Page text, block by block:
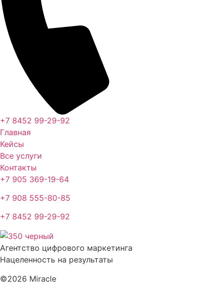
+7 8452 99-29-92
Главная
Кейсы
Все услуги
Контакты
+7 905 369-19-64
+7 908 555-80-85
+7 8452 99-29-92
Агентство цифрового маркетинга
Нацеленность на результаты
©2026 Miracle